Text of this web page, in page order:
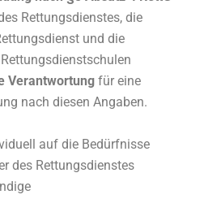
Rettungsdienstes, die
und die
Verantwortung für eine
nach diesen Angaben.
auf die Bedürfnisse
des Rettungsdienstes